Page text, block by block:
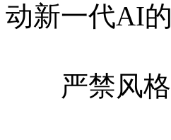
动新一代AI
严禁风格